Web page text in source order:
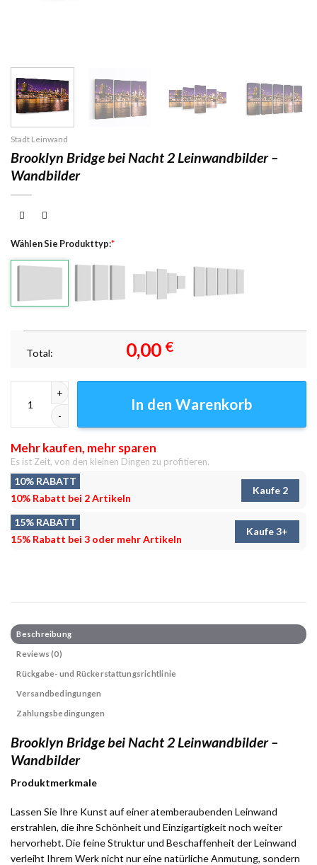
Stadt Leinwand
Brooklyn Bridge bei Nacht 2 Leinwandbilder –
Wandbilder
Wählen Sie Produkttyp:*
Total: 0,00 €
In den Warenkorb
Mehr kaufen, mehr sparen
Es ist Zeit, von den kleinen Dingen zu profitieren.
10% RABATT
10% Rabatt bei 2 Artikeln
Kaufe 2
15% RABATT
15% Rabatt bei 3 oder mehr Artikeln
Kaufe 3+
Beschreibung
Reviews (0)
Rückgabe- und Rückerstattungsrichtlinie
Versandbedingungen
Zahlungsbedingungen
Brooklyn Bridge bei Nacht 2 Leinwandbilder –
Wandbilder
Produktmerkmale
Lassen Sie Ihre Kunst auf einer atemberaubenden Leinwand
erstrahlen, die ihre Schönheit und Einzigartigkeit noch weiter
hervorhebt. Die feine Struktur und Beschaffenheit der Leinwand
verleiht Ihrem Werk nicht nur eine natürliche Anmutung, sondern